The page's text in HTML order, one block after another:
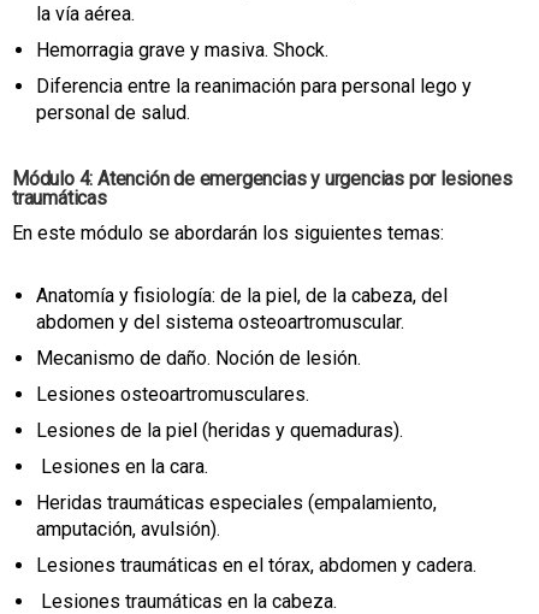
la vía aérea.
Hemorragia grave y masiva. Shock.
Diferencia entre la reanimación para personal lego y
personal de salud.
Módulo 4: Atención de emergencias y urgencias por lesiones
traumáticas
En este módulo se abordarán los siguientes temas:
Anatomía y fisiología: de la piel, de la cabeza, del
abdomen y del sistema osteoartromuscular.
Mecanismo de daño. Noción de lesión.
Lesiones osteoartromusculares.
Lesiones de la piel (heridas y quemaduras).
Lesiones en la cara.
Heridas traumáticas especiales (empalamiento,
amputación, avulsión).
Lesiones traumáticas en el tórax, abdomen y cadera.
Lesiones traumáticas en la cabeza.